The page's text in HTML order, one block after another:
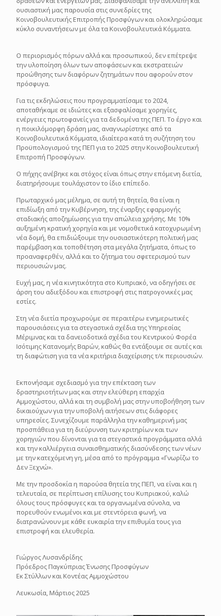
ουσιαστική μας παρουσία στις συνεδρίες της
Κοινοβουλευτικής Επιτροπής Προσφύγων και ολοκληρώσαμε
κύκλο συναντήσεων με όλα τα Κοινοβουλευτικά Κόμματα.
Ο περιορισμός πόρων αλλά και προσωπικού, δεν επέτρεψε
την υλοποίηση όλων των αποφάσεων και εκστρατειών
προώθησης των διαφόρων ζητημάτων που αφορούν στον
πρόσφυγα.
Για τις εκδηλώσεις που προγραμματίσαμε το 2024,
αποταθήκαμε σε ιδιώτες και εξασφαλίσαμε χορηγίες,
ενέργειες πρωτοφανείς για τα δεδομένα της ΠΕΠ. Το έργο και
η ποικιλόμορφη δράση μας, αναγνωρίστηκε από τα
Κοινοβουλευτικά Κόμματα, ιδιαίτερα κατά τη συζήτηση του
Προϋπολογισμού της ΠΕΠ για το 2025 στην Κοινοβουλευτική
Επιτροπή Προσφύγων.
Ο πήχης ανέβηκε και στόχος είναι όπως στην επόμενη διετία,
διατηρήσουμε τουλάχιστον το ίδιο επίπεδο.
Πρωταρχικό μας μέλημα, σε αυτή τη θητεία, θα είναι η
επιδίωξη από την Κυβέρνηση, της έναρξης εφαρμογής
σταδιακής αποζημίωσης για την απώλεια χρήσης. Με 10%
αυξημένη κρατική χορηγία και με νομοθετικά κατοχυρωμένη
νέα δομή, θα επιδιώξουμε την ουσιαστικότερη πολιτική μας
παρέμβαση και τοποθέτηση στα μεγάλα ζητήματα, όπως το
προαναφερθέν, αλλά και το ζήτημα του σφετερισμού των
περιουσιών μας.
Ευχή μας, η νέα κινητικότητα στο Κυπριακό, να οδηγήσει σε
άρση του αδιεξόδου και επιστροφή στις πατρογονικές μας
εστίες.
Στη νέα διετία προχωρούμε σε περαιτέρω ενημερωτικές
παρουσιάσεις για τα στεγαστικά σχέδια της Υπηρεσίας
Μέριμνας και τα δανειοδοτικά σχέδια του Κεντρικού Φορέα
Ισότιμης Κατανομής Βαρών, καθώς θα εντάξουμε σε αυτές και
τη διαφώτιση για τα νέα κριτήρια διαχείρισης τ/κ περιουσιών.
Εκπονήσαμε σχεδιασμό για την επέκταση των
δραστηριοτήτων μας και στην ελεύθερη επαρχία
Αμμοχώστου, αλλά και τη συμβολή μας στην υποβοήθηση των
δικαιούχων για την υποβολή αιτήσεων στις διάφορες
υπηρεσίες. Συνεχίζουμε παράλληλα την καθημερινή μας
προσπάθεια για τη διεύρυνση των κριτηρίων και των
χορηγιών που δίνονται για τα στεγαστικά προγράμματα αλλά
και την καλλιέργεια συναισθηματικής διασύνδεσης των νέων
με την κατεχόμενη γη, μέσα από το πρόγραμμα «Γνωρίζω το
Δεν Ξεχνώ».
Με την προσδοκία η παρούσα θητεία της ΠΕΠ, να είναι και η
τελευταία, σε περίπτωση επίλυσης του Κυπριακού, καλώ
όλους τους πρόσφυγες και τα οργανωμένα σύνολα, να
πορευθούν ενωμένοι και με στεντόρεια φωνή, να
διατρανώνουν με κάθε ευκαιρία την επιθυμία τους για
επιστροφή και ελευθερία.
Γιώργος Λυσανδρίδης
Πρόεδρος Παγκύπριας Ένωσης Προσφύγων
Εκ Στύλλων και Κοντέας Αμμοχώστου
Λευκωσία, Μάρτιος 2025